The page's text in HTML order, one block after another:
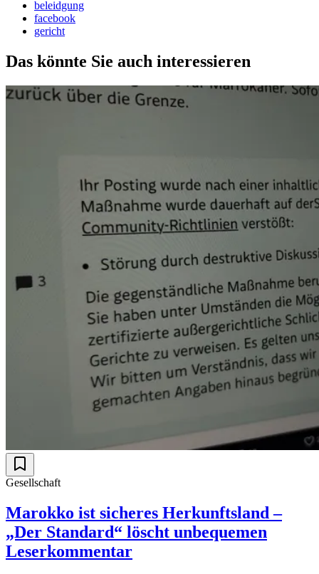
beleidgung
facebook
gericht
Das könnte Sie auch interessieren
Gesellschaft
Marokko ist sicheres Herkunftsland –
„Der Standard“ löscht unbequemen
Leserkommentar